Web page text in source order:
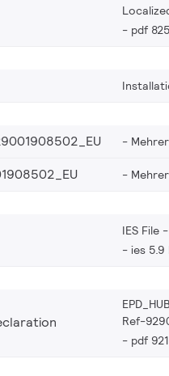
pdf
IES File
ies 5.9
Ref-
pdf